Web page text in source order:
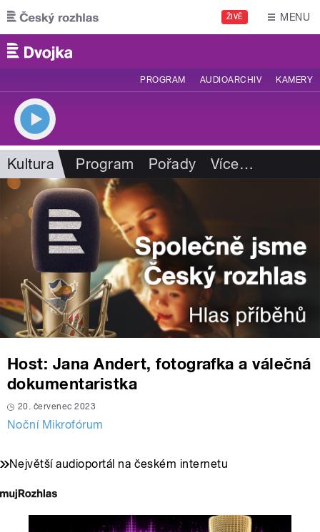
Přejít k hlavnímu obsahu
ŽIVĚ MENU
PROGRAM AUDIOARCHIV KAMERY
Kultura Program Pořady Více…
Host: Jana Andert, fotografka a válečná
dokumentaristka
20. červenec 2023
Noční Mikrofórum
Největší audioportál na českém internetu